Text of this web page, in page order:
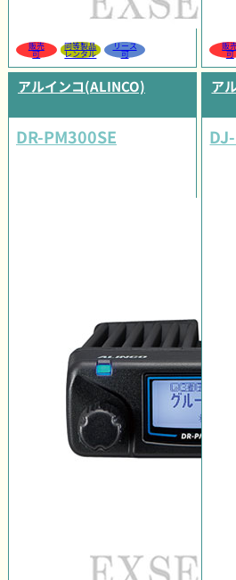
販売
可
同等製品
レンタル
リース
可
販
可
アルインコ(ALINCO)
DR-PM300SE
ア